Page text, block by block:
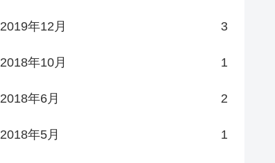
2019年12月 3
2018年10月 1
2018年6月 2
2018年5月 1